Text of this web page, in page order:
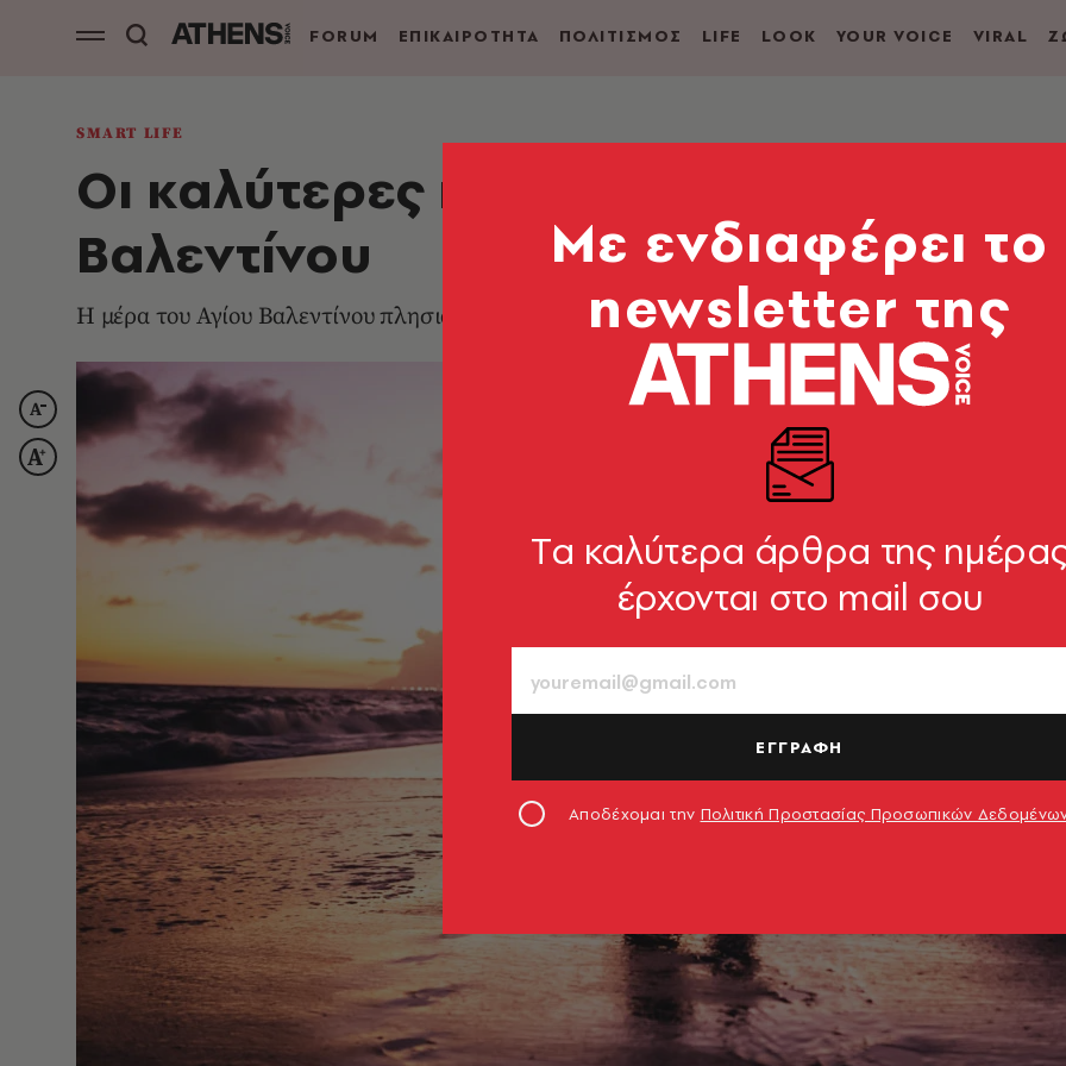
FORUM ΕΠΙΚΑΙΡΟΤΗΤΑ ΠΟΛΙΤΙΣΜΟΣ LIFE LOOK YOUR VOICE VIRAL
SMART LIFE
Οι καλύτερες ιδέες δώρων Αγίου
Βαλεντίνου
Η μέρα του Αγίου Βαλεντίνου πλησιάζει και εμείς σου έχουμε μερικές ξεχωριστές ιδέες δώρων
Mε ενδιαφέρει το
newsletter της
Tα καλύτερα άρθρα της
έρχονται στο mail σου
ΕΓΓΡΑΦΗ
Αποδέχομαι την Πολιτική Προστασίας Προσωπικών